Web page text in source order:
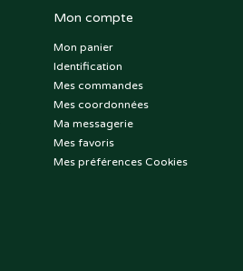
Mon compte
Mon panier
Identification
Mes commandes
Mes coordonnées
Ma messagerie
Mes favoris
Mes préférences Cookies